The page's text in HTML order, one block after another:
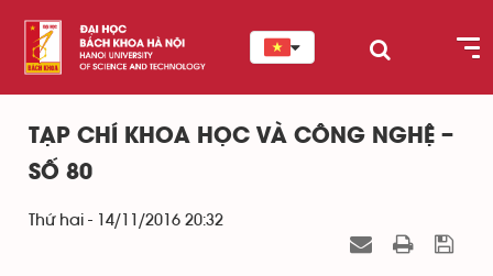
TẠP CHÍ KHOA HỌC VÀ CÔNG NGHỆ –
SỐ 80
Thứ hai - 14/11/2016 20:32